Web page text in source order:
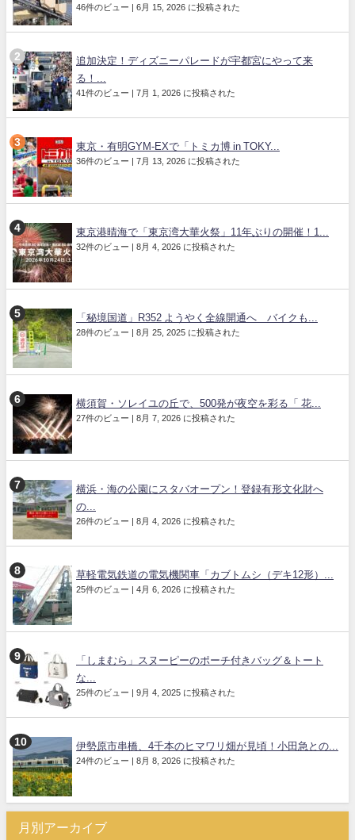
46件のビュー | 6月 15, 2026 に投稿された
追加決定！ディズニーパレードが宇都宮にやって来
る！...
41件のビュー | 7月 1, 2026 に投稿された
東京・有明GYM-EXで「トミカ博 in TOKY...
36件のビュー | 7月 13, 2026 に投稿された
東京港晴海で「東京湾大華火祭」11年ぶりの開催！1...
32件のビュー | 8月 4, 2026 に投稿された
「秘境国道」R352 ようやく全線開通へ バイクも...
28件のビュー | 8月 25, 2025 に投稿された
横須賀・ソレイユの丘で、500発が夜空を彩る「 花...
27件のビュー | 8月 7, 2026 に投稿された
横浜・海の公園にスタバオープン！登録有形文化財へ
の...
26件のビュー | 8月 4, 2026 に投稿された
草軽電気鉄道の電気機関車「カブトムシ（デキ12形）...
25件のビュー | 4月 6, 2026 に投稿された
「しまむら」スヌーピーのポーチ付きバッグ＆トート
な...
25件のビュー | 9月 4, 2025 に投稿された
伊勢原市串橋、4千本のヒマワリ畑が見頃！小田急との...
24件のビュー | 8月 8, 2026 に投稿された
月別アーカイブ